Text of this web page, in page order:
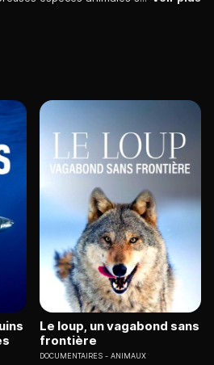
Le loup, un vagabond sans
frontière
DOCUMENTAIRES ANIMAUX